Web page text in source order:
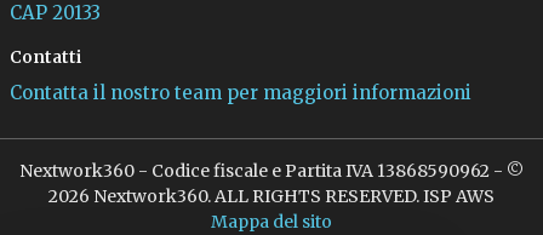
CAP 20133
Contatti
Contatta il nostro team per maggiori informazioni
Nextwork360 - Codice fiscale e Partita IVA 13868590962 - ©
2026 Nextwork360. ALL RIGHTS RESERVED. ISP AWS
Mappa del sito